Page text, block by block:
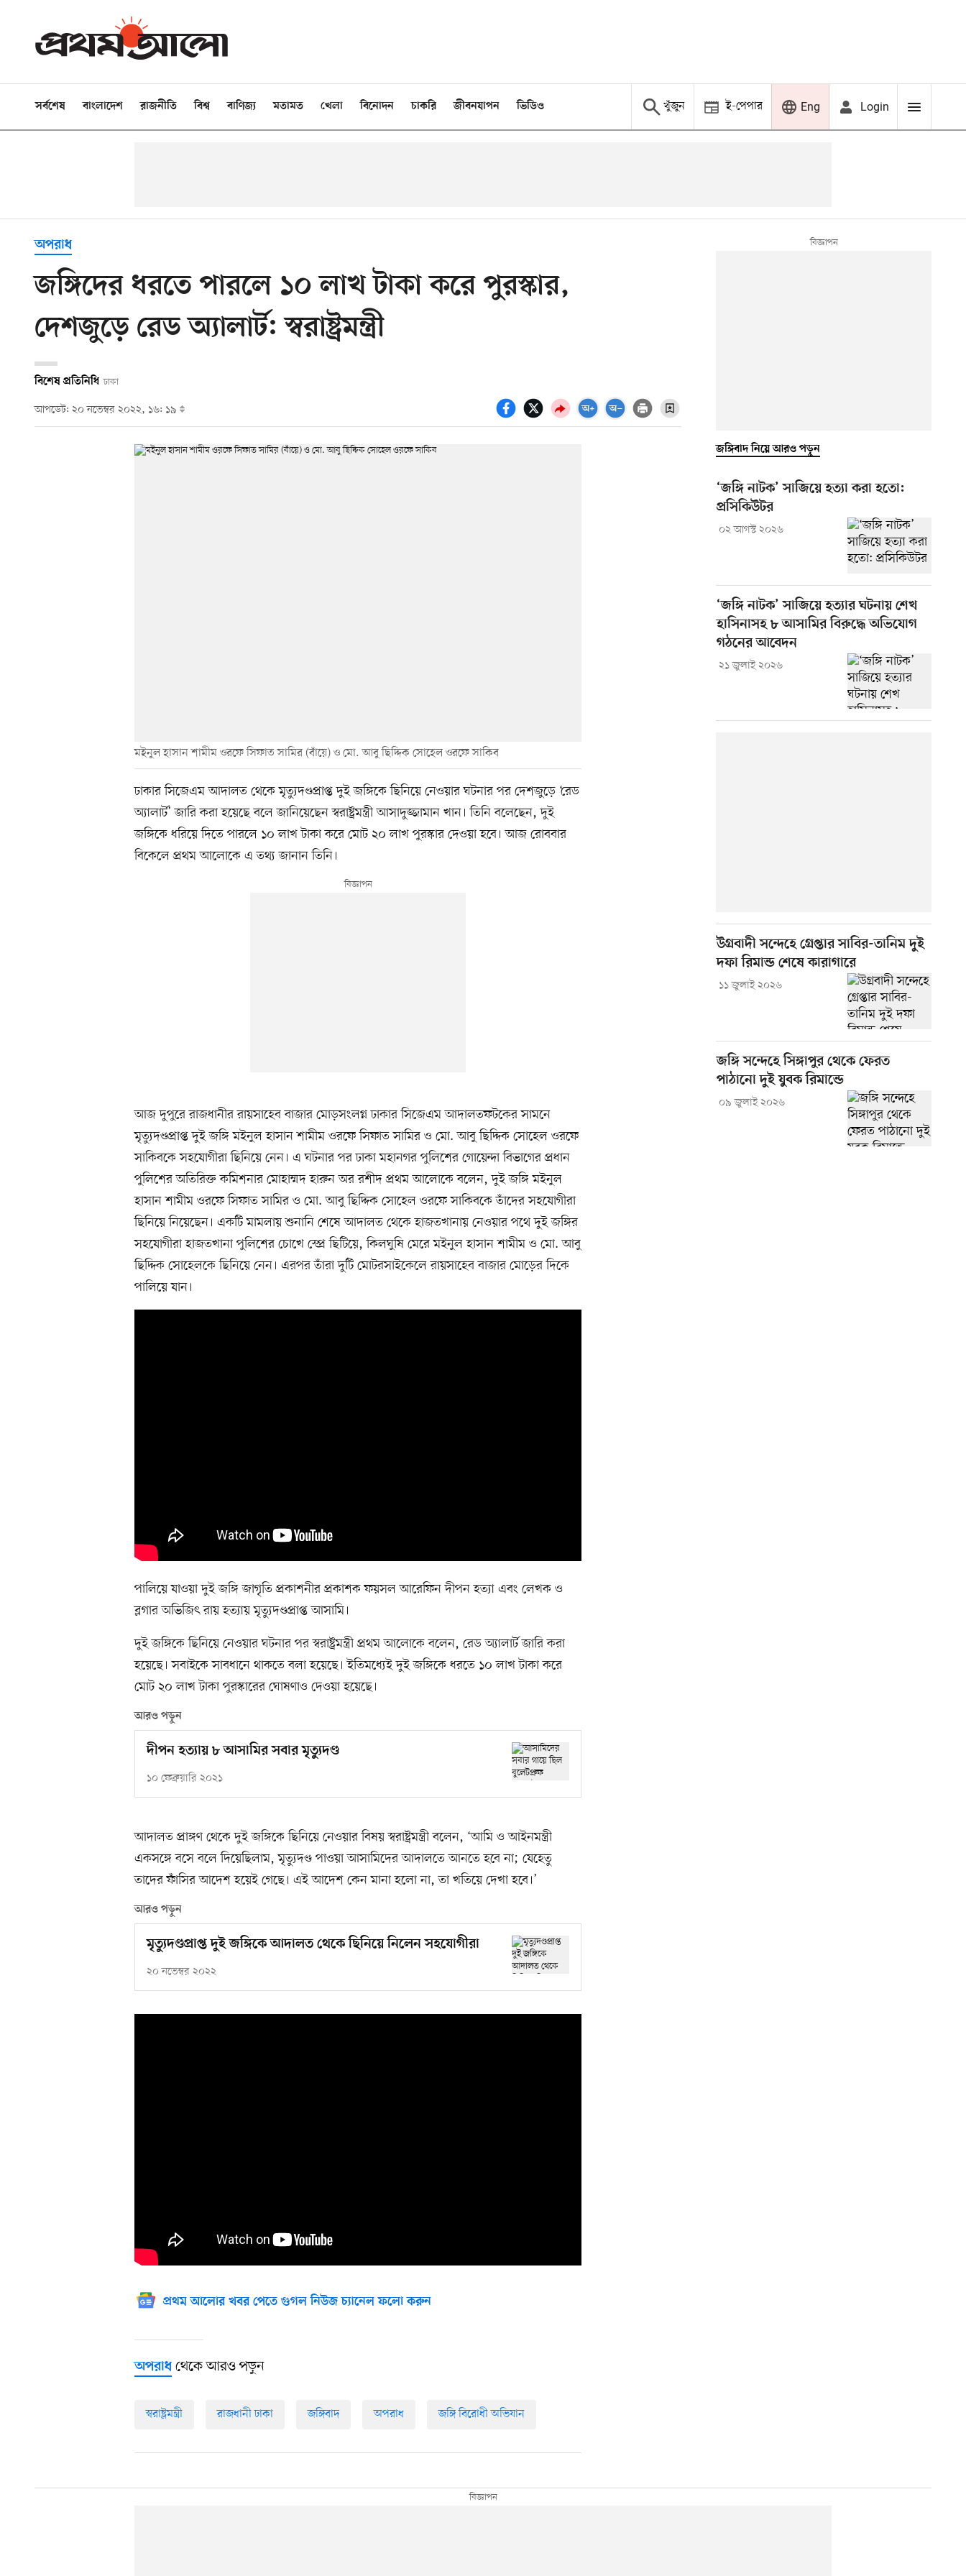
সর্বশেষ বাংলাদেশ রাজনীতি বিশ্ব বাণিজ্য মতামত খেলা বিনোদন চাকরি জীবনযাপন ভিডিও খুঁজুন ই-পেপার Eng Login
অপরাধ
জঙ্গিদের ধরতে পারলে ১০ লাখ টাকা করে পুরস্কার,
দেশজুড়ে রেড অ্যালার্ট: স্বরাষ্ট্রমন্ত্রী
বিশেষ প্রতিনিধি ঢাকা
আপডেট: ২০ নভেম্বর ২০২২, ১৬: ১৯
মইনুল হাসান শামীম ওরফে সিফাত সামির (বাঁয়ে) ও মো. আবু ছিদ্দিক সোহেল ওরফে সাকিব
ঢাকার সিজেএম আদালত থেকে মৃত্যুদণ্ডপ্রাপ্ত দুই জঙ্গিকে ছিনিয়ে নেওয়ার ঘটনার পর দেশজুড়ে ‘রেড
অ্যালার্ট’ জারি করা হয়েছে বলে জানিয়েছেন স্বরাষ্ট্রমন্ত্রী আসাদুজ্জামান খান। তিনি বলেছেন, দুই
জঙ্গিকে ধরিয়ে দিতে পারলে ১০ লাখ টাকা করে মোট ২০ লাখ পুরস্কার দেওয়া হবে। আজ রোববার
বিকেলে প্রথম আলোকে এ তথ্য জানান তিনি।
আজ দুপুরে রাজধানীর রায়সাহেব বাজার মোড়সংলগ্ন ঢাকার সিজেএম আদালতফটকের সামনে
মৃত্যুদণ্ডপ্রাপ্ত দুই জঙ্গি মইনুল হাসান শামীম ওরফে সিফাত সামির ও মো. আবু ছিদ্দিক সোহেল ওরফে
সাকিবকে সহযোগীরা ছিনিয়ে নেন। এ ঘটনার পর ঢাকা মহানগর পুলিশের গোয়েন্দা বিভাগের প্রধান
পুলিশের অতিরিক্ত কমিশনার মোহাম্মদ হারুন অর রশীদ প্রথম আলোকে বলেন, দুই জঙ্গি মইনুল
হাসান শামীম ওরফে সিফাত সামির ও মো. আবু ছিদ্দিক সোহেল ওরফে সাকিবকে তাঁদের সহযোগীরা
ছিনিয়ে নিয়েছেন। একটি মামলায় শুনানি শেষে আদালত থেকে হাজতখানায় নেওয়ার পথে দুই জঙ্গির
সহযোগীরা হাজতখানা পুলিশের চোখে স্প্রে ছিটিয়ে, কিলঘুষি মেরে মইনুল হাসান শামীম ও মো. আবু
ছিদ্দিক সোহেলকে ছিনিয়ে নেন। এরপর তাঁরা দুটি মোটরসাইকেলে রায়সাহেব বাজার মোড়ের দিকে
পালিয়ে যান।
পালিয়ে যাওয়া দুই জঙ্গি জাগৃতি প্রকাশনীর প্রকাশক ফয়সল আরেফিন দীপন হত্যা এবং লেখক ও
ব্লগার অভিজিৎ রায় হত্যায় মৃত্যুদণ্ডপ্রাপ্ত আসামি।
দুই জঙ্গিকে ছিনিয়ে নেওয়ার ঘটনার পর স্বরাষ্ট্রমন্ত্রী প্রথম আলোকে বলেন, রেড অ্যালার্ট জারি করা
হয়েছে। সবাইকে সাবধানে থাকতে বলা হয়েছে। ইতিমধ্যেই দুই জঙ্গিকে ধরতে ১০ লাখ টাকা করে
মোট ২০ লাখ টাকা পুরস্কারের ঘোষণাও দেওয়া হয়েছে।
আরও পড়ুন
দীপন হত্যায় ৮ আসামির সবার মৃত্যুদণ্ড
১০ ফেব্রুয়ারি ২০২১
আদালত প্রাঙ্গণ থেকে দুই জঙ্গিকে ছিনিয়ে নেওয়ার বিষয় স্বরাষ্ট্রমন্ত্রী বলেন, ‘আমি ও আইনমন্ত্রী
একসঙ্গে বসে বলে দিয়েছিলাম, মৃত্যুদণ্ড পাওয়া আসামিদের আদালতে আনতে হবে না; যেহেতু
তাদের ফাঁসির আদেশ হয়েই গেছে। এই আদেশ কেন মানা হলো না, তা খতিয়ে দেখা হবে।’
আরও পড়ুন
মৃত্যুদণ্ডপ্রাপ্ত দুই জঙ্গিকে আদালত থেকে ছিনিয়ে নিলেন সহযোগীরা
২০ নভেম্বর ২০২২
প্রথম আলোর খবর পেতে গুগল নিউজ চ্যানেল ফলো করুন
অপরাধথেকে আরও পড়ুন
স্বরাষ্ট্রমন্ত্রী রাজধানী ঢাকা জঙ্গিবাদ অপরাধ জঙ্গি বিরোধী অভিযান
জঙ্গিবাদ নিয়ে আরও পড়ুন
‘জঙ্গি নাটক’ সাজিয়ে হত্যা করা হতো:
প্রসিকিউটর
০২ আগস্ট ২০২৬
‘জঙ্গি নাটক’ সাজিয়ে হত্যার ঘটনায় শেখ
হাসিনাসহ ৮ আসামির বিরুদ্ধে অভিযোগ
গঠনের আবেদন
২১ জুলাই ২০২৬
উগ্রবাদী সন্দেহে গ্রেপ্তার সাবির-তানিম দুই
দফা রিমান্ড শেষে কারাগারে
১১ জুলাই ২০২৬
জঙ্গি সন্দেহে সিঙ্গাপুর থেকে ফেরত
পাঠানো দুই যুবক রিমান্ডে
০৯ জুলাই ২০২৬